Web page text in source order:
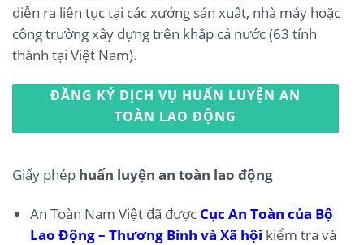
diễn ra liên tục tại các xưởng sản xuất, nhà máy hoặc
công trường xây dựng trên khắp cả nước (63 tỉnh
thành tại Việt Nam).
ĐĂNG KÝ DỊCH VỤ HUẤN LUYỆN AN
TOÀN LAO ĐỘNG
Giấy phép huấn luyện an toàn lao động
An Toàn Nam Việt đã được Cục An Toàn của Bộ
Lao Động – Thương Binh và Xã hội kiểm tra và